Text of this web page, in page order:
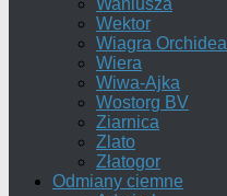
Waniusza
Wektor
Wiagra Orchidea
Wiera
Wiwa-Ajka
Wostorg BV
Ziarnica
Zlato
Złatogor
Odmiany ciemne